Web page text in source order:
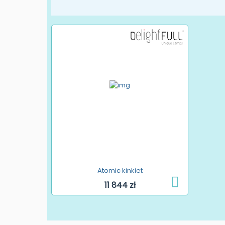
Atomic kinkiet
11 844 zł